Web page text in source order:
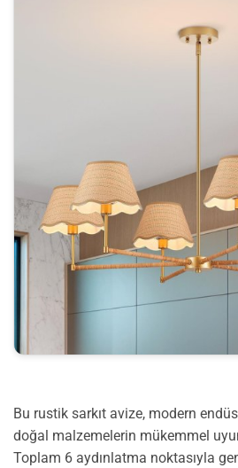
Bu rustik sarkıt avize, modern
doğal malzemelerin mükemmel
Toplam 6 aydınlatma noktasıyla